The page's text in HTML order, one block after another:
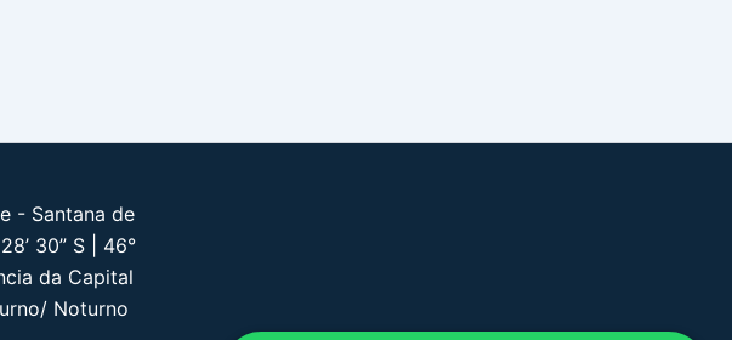
- Santana de
30” S | 46°
da Capital
Noturno